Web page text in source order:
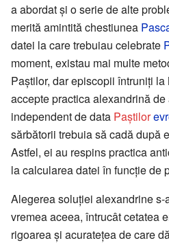
a abordat și o serie de alte
merită amintită chestiunea
datei la care trebuiau celebrate
moment, existau mai multe
Paștilor, dar episcopii întruniți
accepte practica alexandrină
independent de data Paștilor
sărbătorii trebuia să cadă după
Astfel, ei au respins practica
la calcularea datei în funcție de
Alegerea soluției alexandrine
vremea aceea, întrucât cetatea
rigoarea și acuratețea de care